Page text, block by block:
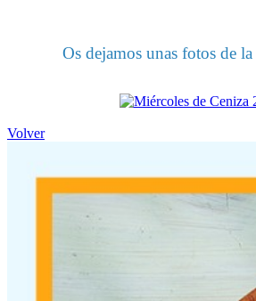
Os dejamos unas fotos de
Volver